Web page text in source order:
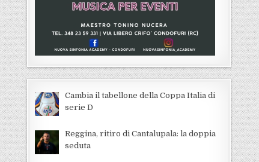
Cambia il tabellone della Coppa Italia di
serie D
Reggina, ritiro di Cantalupala: la doppia
seduta